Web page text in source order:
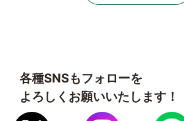
各種SNSもフォローを
よろしくお願いいたします！